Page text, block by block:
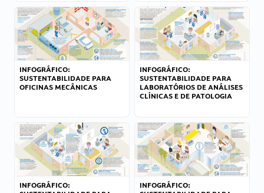
INFOGRÁFICO:
SUSTENTABILIDADE PARA
OFICINAS MECÂNICAS
INFOGRÁFICO:
SUSTENTABILIDADE PARA
LABORATÓRIOS DE ANÁLISES
CLÍNICAS E DE PATOLOGIA
INFOGRÁFICO:
INFOGRÁFICO: